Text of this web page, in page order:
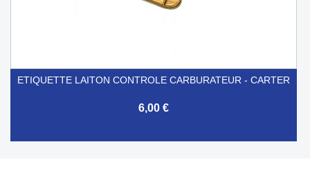
ETIQUETTE LAITON CONTROLE CARBURATEUR - CARTER
6,00 €